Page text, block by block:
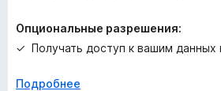
Опциональные разрешения:
Получать доступ к вашим данных
Подробнее